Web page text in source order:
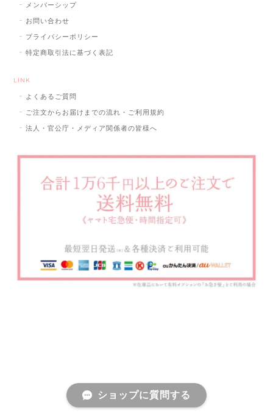
メンバーシップ
お問い合わせ
プライバシーポリシー
特定商取引法に基づく表記
LINK
よくあるご質問
ご注文からお届けまでの流れ・ご利用規約
法人・官公庁・メディア関係者の皆様へ
ショップに質問する